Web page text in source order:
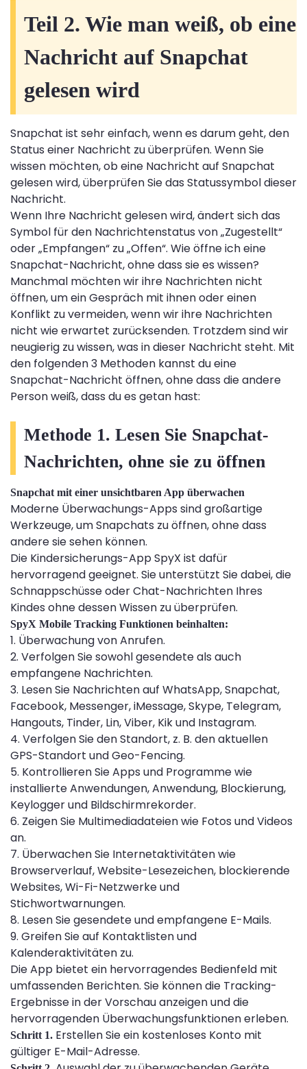
Teil 2. Wie man weiß, ob eine
Nachricht auf Snapchat
gelesen wird
Snapchat ist sehr einfach, wenn es darum geht, den
Status einer Nachricht zu überprüfen. Wenn Sie
wissen möchten, ob eine Nachricht auf Snapchat
gelesen wird, überprüfen Sie das Statussymbol dieser
Nachricht.
Wenn Ihre Nachricht gelesen wird, ändert sich das
Symbol für den Nachrichtenstatus von „Zugestellt“
oder „Empfangen“ zu „Offen“. Wie öffne ich eine
Snapchat-Nachricht, ohne dass sie es wissen?
Manchmal möchten wir ihre Nachrichten nicht
öffnen, um ein Gespräch mit ihnen oder einen
Konflikt zu vermeiden, wenn wir ihre Nachrichten
nicht wie erwartet zurücksenden. Trotzdem sind wir
neugierig zu wissen, was in dieser Nachricht steht. Mit
den folgenden 3 Methoden kannst du eine
Snapchat-Nachricht öffnen, ohne dass die andere
Person weiß, dass du es getan hast:
Methode 1. Lesen Sie Snapchat-
Nachrichten, ohne sie zu öffnen
Snapchat mit einer unsichtbaren App überwachen
Moderne Überwachungs-Apps sind großartige
Werkzeuge, um Snapchats zu öffnen, ohne dass
andere sie sehen können.
Die Kindersicherungs-App SpyX ist dafür
hervorragend geeignet. Sie unterstützt Sie dabei, die
Schnappschüsse oder Chat-Nachrichten Ihres
Kindes ohne dessen Wissen zu überprüfen.
SpyX Mobile Tracking Funktionen beinhalten:
1. Überwachung von Anrufen.
2. Verfolgen Sie sowohl gesendete als auch
empfangene Nachrichten.
3. Lesen Sie Nachrichten auf WhatsApp, Snapchat,
Facebook, Messenger, iMessage, Skype, Telegram,
Hangouts, Tinder, Lin, Viber, Kik und Instagram.
4. Verfolgen Sie den Standort, z. B. den aktuellen
GPS-Standort und Geo-Fencing.
5. Kontrollieren Sie Apps und Programme wie
installierte Anwendungen, Anwendung, Blockierung,
Keylogger und Bildschirmrekorder.
6. Zeigen Sie Multimediadateien wie Fotos und Videos
an.
7. Überwachen Sie Internetaktivitäten wie
Browserverlauf, Website-Lesezeichen, blockierende
Websites, Wi-Fi-Netzwerke und
Stichwortwarnungen.
8. Lesen Sie gesendete und empfangene E-Mails.
9. Greifen Sie auf Kontaktlisten und
Kalenderaktivitäten zu.
Die App bietet ein hervorragendes Bedienfeld mit
umfassenden Berichten. Sie können die Tracking-
Ergebnisse in der Vorschau anzeigen und die
hervorragenden Überwachungsfunktionen erleben.
Schritt 1. Erstellen Sie ein kostenloses Konto mit
gültiger E-Mail-Adresse.